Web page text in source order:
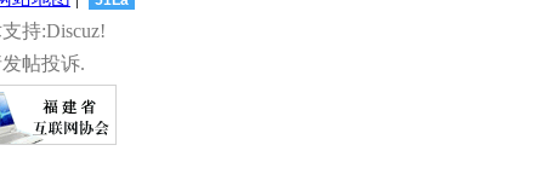
持:Discuz!
帖投诉.